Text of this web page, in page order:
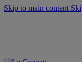
Skip to main content